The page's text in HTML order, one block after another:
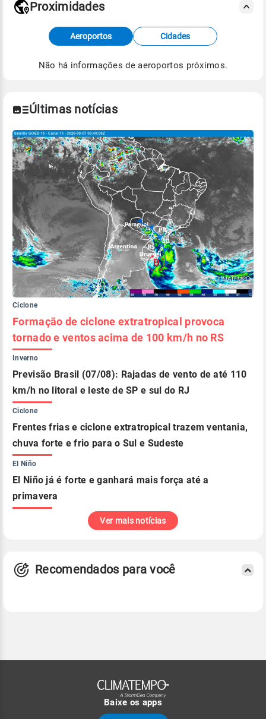
Fonte: dados combinados de estações
meteorológicas e satélite do Centro de Previsão
de Tempo e Estudos Climáticos (CPTEC).
Proximidades
Aeroportos Cidades
Não há informações de aeroportos próximos.
Últimas notícias
Ciclone
Formação de ciclone extratropical provoca
tornado e ventos acima de 100 km/h no RS
Inverno
Previsão Brasil (07/08): Rajadas de vento de até 110
km/h no litoral e leste de SP e sul do RJ
Ciclone
Frentes frias e ciclone extratropical trazem ventania,
chuva forte e frio para o Sul e Sudeste
El Niño
El Niño já é forte e ganhará mais força até a
primavera
Ver mais notícias
Recomendados para você
Baixe os apps